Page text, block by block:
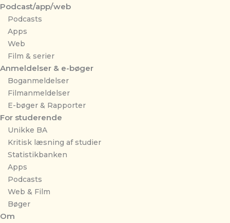
Podcast/app/web
Podcasts
Apps
Web
Film & serier
Anmeldelser & e-bøger
Boganmeldelser
Filmanmeldelser
E-bøger & Rapporter
For studerende
Unikke BA
Kritisk læsning af studier
Statistikbanken
Apps
Podcasts
Web & Film
Bøger
Om